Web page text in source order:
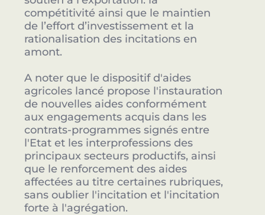
compétitivité ainsi que le maintien
de l’effort d’investissement et la
rationalisation des incitations en
amont.
A noter que le dispositif d'aides
agricoles lancé propose l'instauration
de nouvelles aides conformément
aux engagements acquis dans les
contrats-programmes signés entre
l'Etat et les interprofessions des
principaux secteurs productifs, ainsi
que le renforcement des aides
affectées au titre certaines rubriques,
sans oublier l'incitation et l'incitation
forte à l'agrégation.